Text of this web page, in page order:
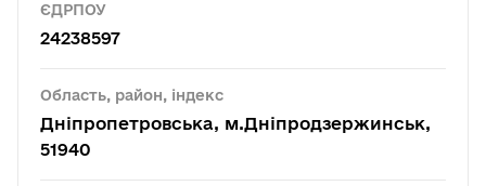
ЄДРПОУ
24238597
Область, район, індекс
Дніпропетровська, м.Дніпродзержинськ,
51940